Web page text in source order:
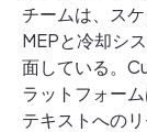
チームは、ス
MEPと冷却シ
面している。
ラットフォー
テキストへの